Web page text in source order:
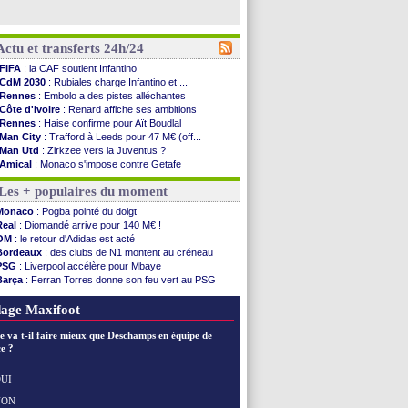
et transferts 24h/24
FIFA : la CAF soutient Infantino
CdM 2030 : Rubiales charge Infantino et ...
Rennes : Embolo a des pistes alléchantes
Côte d'Ivoire : Renard affiche ses ambitions
Rennes : Haise confirme pour Aït Boudlal
Man City : Trafford à Leeds pour 47 M€ (off...
Man Utd : Zirkzee vers la Juventus ?
Amical : Monaco s'impose contre Getafe
Nantes: Der Zakarian et sa relation avec Kita
OM: le club prêt à libérer Kondogbia ?
Monaco: le message touchant d'Akliouche
FIFA: Tebas en remet une couche
FIFA : l'UEFA maintient la pression
PSG: Tebas encense Luis Enrique
Real: Vinicius jusqu'en 2032 (officiel)
Lyon: Mangala va rejoindre Getafe
OM: une offre refusée pour Aguerd
Troyes: Junior Diaz jusqu'en 2030 (officiel)
OM : une offre pour Bulka
PSG
Arsenal
+ populaires du moment
: Pogba pointé du doigt
: Diomandé arrive pour 140 M€ !
: le retour d'Adidas est acté
: des clubs de N1 montent au créneau
: Liverpool accélère pour Mbaye
: Ferran Torres donne son feu vert au PSG
City: Rodri préfère le Barça au Real !
Maxifoot
va t-il faire mieux que Deschamps en équipe de
?